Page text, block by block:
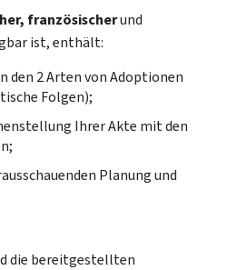
französischerund
ist, enthält:
den 2 Arten von Adoptionen
Folgen);
Ihrer Akte mit den
Planung und
die bereitgestellten